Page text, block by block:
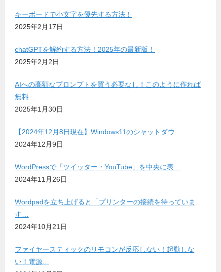
キーボードで小文字を優先する方法！
2025年2月17日
chatGPTを解約する方法！2025年の最新版！
2025年2月2日
AIへの高額なプロンプトを買う必要なし！このように作れば
無料…
2025年1月30日
【2024年12月8日現在】Windows11のシャットダウ…
2024年12月9日
WordPressで「ツイッター・YouTube」を中央に表…
2024年11月26日
Wordpadを立ち上げると「プリンターの接続を待っていま
す…
2024年10月21日
ファイヤースティックのリモコンが反応しない！起動しな
い！電源…